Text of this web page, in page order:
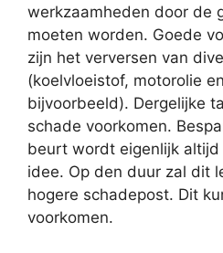
werkzaamheden door de
moeten worden. Goede
zijn het verversen van
(koelvloeistof, motorolie
bijvoorbeeld). Dergelijke
schade voorkomen.
beurt wordt eigenlijk
idee. Op den duur zal dit
hogere schadepost. Dit
voorkomen.